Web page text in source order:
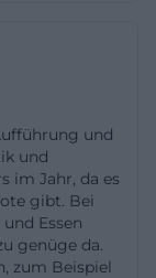
mit
bis zu 440
ist variabel
Sitzplätze je
Mit einer
48 Plätzen
ist für
und
und
im Jahr, da es
gibt. Bei
Essen
genüge da.
zum Beispiel